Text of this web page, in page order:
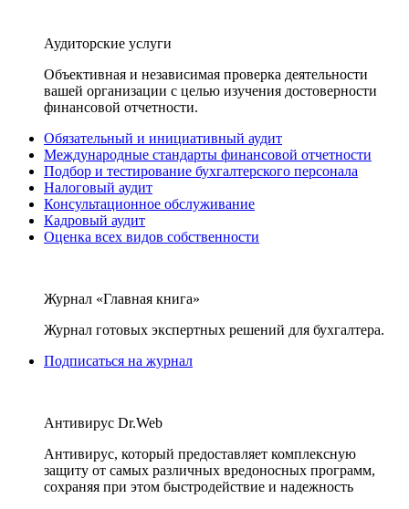
Аудиторские услуги
Объективная и независимая проверка деятельности
вашей организации с целью изучения достоверности
финансовой отчетности.
Обязательный и инициативный аудит
Международные стандарты финансовой отчетности
Подбор и тестирование бухгалтерского персонала
Налоговый аудит
Консультационное обслуживание
Кадровый аудит
Оценка всех видов собственности
Журнал «Главная книга»
Журнал готовых экспертных решений для бухгалтера.
Подписаться на журнал
Антивирус Dr.Web
Антивирус, который предоставляет комплексную
защиту от самых различных вредоносных программ,
сохраняя при этом быстродействие и надежность